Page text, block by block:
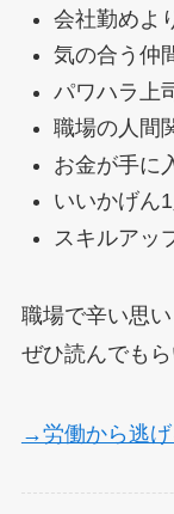
会社勤めよ
気の合う仲
パワハラ上
職場の人間
お金が手に
いいかげん
スキルアッ
職場で辛い思
ぜひ読んでも
→労働から逃